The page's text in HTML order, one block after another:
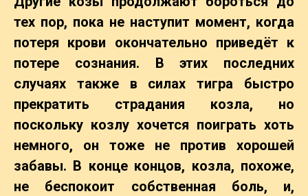
тех пор, пока не наступит момент, когда
потеря крови окончательно приведёт к
потере сознания. В этих последних
случаях также в силах тигра быстро
прекратить страдания козла, но
поскольку козлу хочется поиграть хоть
немного, он тоже не против хорошей
забавы. В конце концов, козла, похоже,
не беспокоит собственная боль, и,